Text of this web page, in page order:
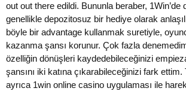
out out there edildi. Bununla beraber, 1Win’de
genellikle depozitosuz bir hediye olarak
böyle bir advantage kullanmak suretiyle,
kazanma şansı korunur. Çok fazla
özelliğin dönüşleri kaydedebileceğinizi
şansını iki katına çıkarabileceğinizi fark
ayrıca 1win online casino uygulaması ile